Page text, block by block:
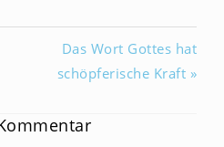
Das Wort Gottes hat
schöpferische Kraft »